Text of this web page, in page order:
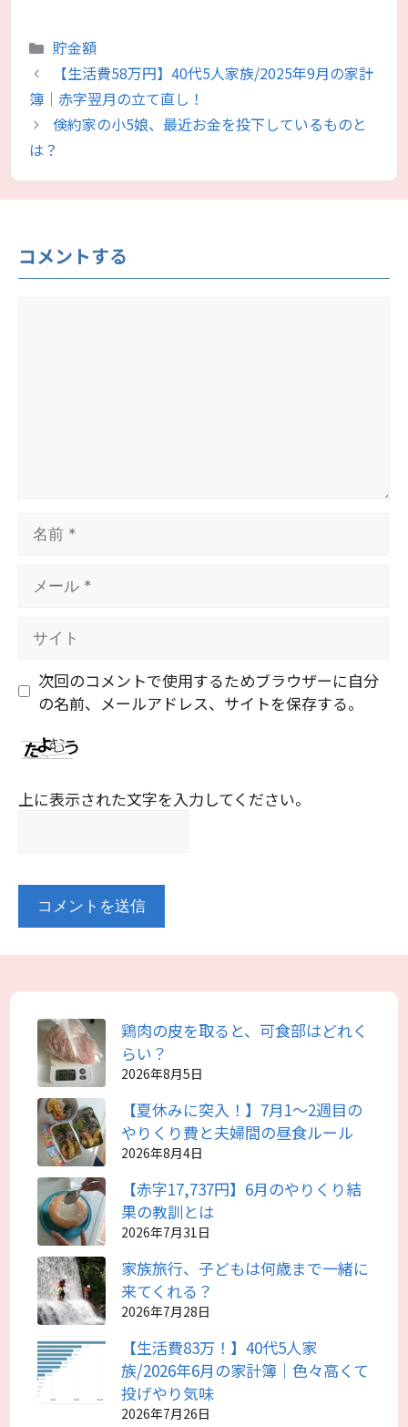
カ
テ
ゴ
リ
ー
貯金額
【生活費58万円】40代5人家族/2025年9月の家計
簿｜赤字翌月の立て直し！
倹約家の小5娘、最近お金を投下しているものと
は？
コメントする
次回のコメントで使用するためブラウザーに自分
の名前、メールアドレス、サイトを保存する。
上に表示された文字を入力してください。
鶏肉の皮を取ると、可食部はどれく
らい？
2026年8月5日
【夏休みに突入！】7月1～2週目の
やりくり費と夫婦間の昼食ルール
2026年8月4日
【赤字17,737円】6月のやりくり結
果の教訓とは
2026年7月31日
家族旅行、子どもは何歳まで一緒に
来てくれる？
2026年7月28日
【生活費83万！】40代5人家
族/2026年6月の家計簿｜色々高くて
投げやり気味
2026年7月26日